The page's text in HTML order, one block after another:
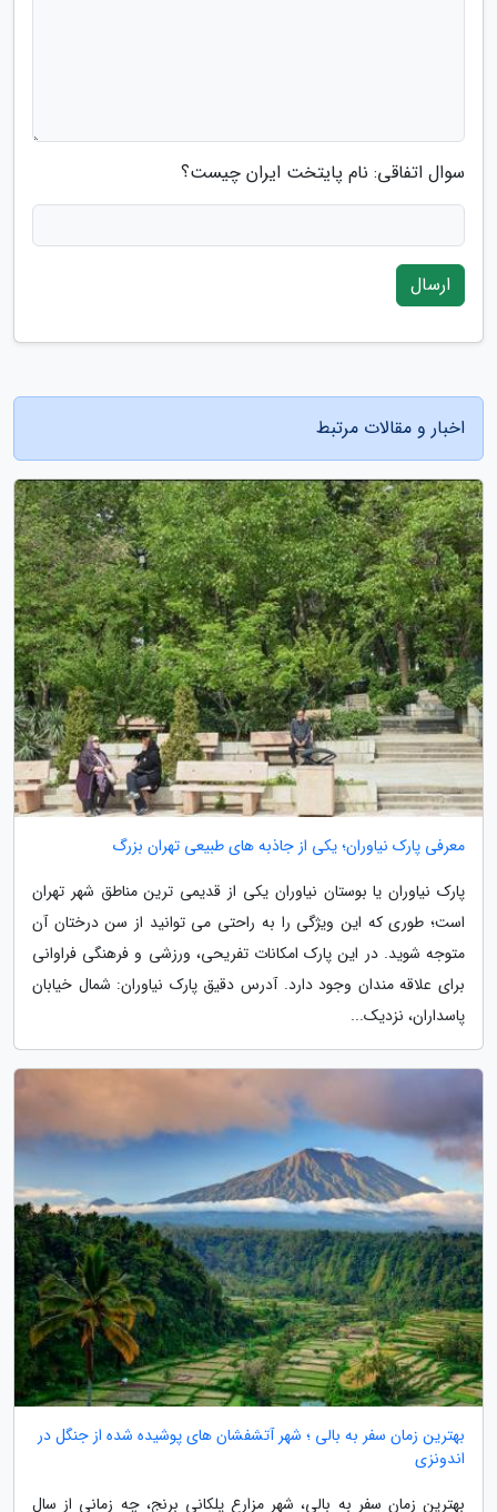
سوال اتفاقی: نام پایتخت ایران چیست؟
ارسال
اخبار و مقالات مرتبط
معرفی پارک نیاوران؛ یکی از جاذبه های طبیعی تهران بزرگ
پارک نیاوران یا بوستان نیاوران یکی از قدیمی ترین مناطق شهر تهران
است؛ طوری که این ویژگی را به راحتی می توانید از سن درختان آن
متوجه شوید. در این پارک امکانات تفریحی، ورزشی و فرهنگی فراوانی
برای علاقه مندان وجود دارد. آدرس دقیق پارک نیاوران: شمال خیابان
پاسداران، نزدیک...
بهترین زمان سفر به بالی ؛ شهر آتشفشان های پوشیده شده از جنگل در
اندونزی
بهترین زمان سفر به بالی، شهر مزارع پلکانی برنج، چه زمانی از سال